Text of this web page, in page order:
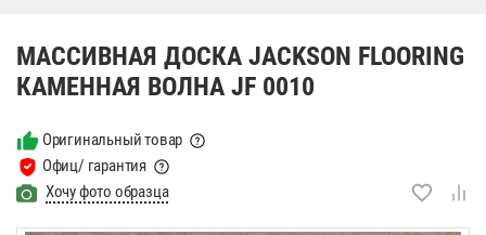
МАССИВНАЯ ДОСКА JACKSON FLOORING
КАМЕННАЯ ВОЛНА JF 0010
Оригинальный товар
Офиц/ гарантия
Хочу фото образца